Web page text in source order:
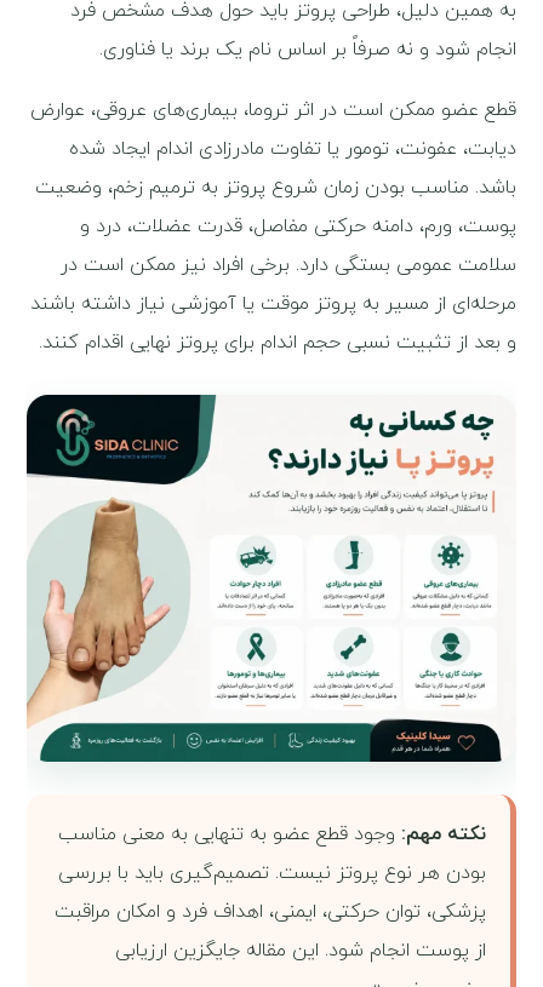
به همین دلیل، طراحی پروتز باید حول هدف مشخص فرد
انجام شود و نه صرفاً بر اساس نام یک برند یا فناوری.
قطع عضو ممکن است در اثر تروما، بیماری‌های عروقی، عوارض
دیابت، عفونت، تومور یا تفاوت مادرزادی اندام ایجاد شده
باشد. مناسب بودن زمان شروع پروتز به ترمیم زخم، وضعیت
پوست، ورم، دامنه حرکتی مفاصل، قدرت عضلات، درد و
سلامت عمومی بستگی دارد. برخی افراد نیز ممکن است در
مرحله‌ای از مسیر به پروتز موقت یا آموزشی نیاز داشته باشند
و بعد از تثبیت نسبی حجم اندام برای پروتز نهایی اقدام کنند.
نکته مهم: وجود قطع عضو به تنهایی به معنی مناسب
بودن هر نوع پروتز نیست. تصمیم‌گیری باید با بررسی
پزشکی، توان حرکتی، ایمنی، اهداف فرد و امکان مراقبت
از پوست انجام شود. این مقاله جایگزین ارزیابی